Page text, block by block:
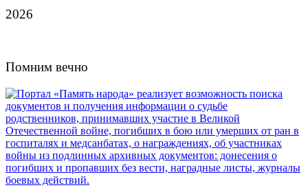
2026
Помним вечно